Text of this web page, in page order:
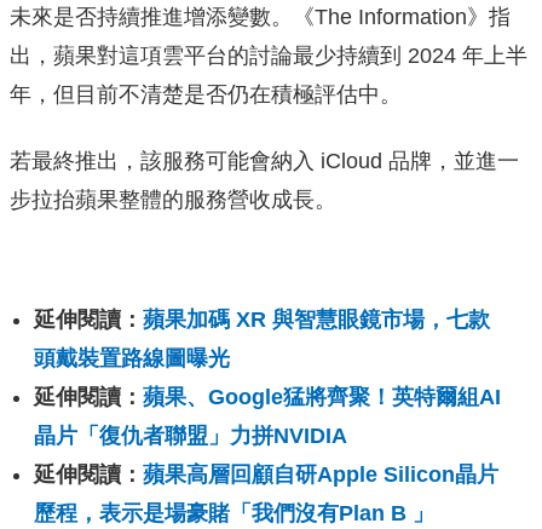
未來是否持續推進增添變數。《The Information》指
出，蘋果對這項雲平台的討論最少持續到 2024 年上半
年，但目前不清楚是否仍在積極評估中。
若最終推出，該服務可能會納入 iCloud 品牌，並進一
步拉抬蘋果整體的服務營收成長。
延伸閱讀： 蘋果加碼 XR 與智慧眼鏡市場，七款
頭戴裝置路線圖曝光
延伸閱讀： 蘋果、Google猛將齊聚！英特爾組AI
晶片「復仇者聯盟」力拼NVIDIA
延伸閱讀： 蘋果高層回顧自研Apple Silicon晶片
歷程，表示是場豪賭「我們沒有Plan B 」